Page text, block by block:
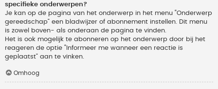
specifieke onderwerpen?
Je kan op de pagina van het onderwerp in het menu “Onderwerp
gereedschap” een bladwijzer of abonnement instellen. Dit menu
is zowel boven- als onderaan de pagina te vinden.
Het is ook mogelijk te abonneren op het onderwerp door bij het
reageren de optie “Informeer me wanneer een reactie is
geplaatst” aan te vinken.
Omhoog